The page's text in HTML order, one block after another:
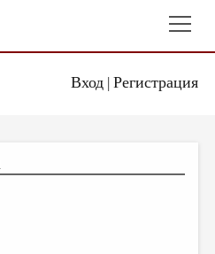
Вход| Регистрация